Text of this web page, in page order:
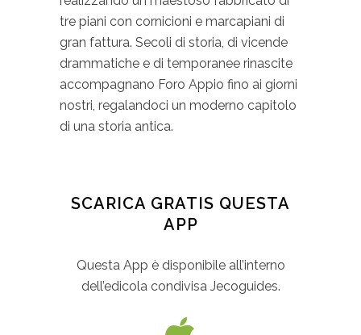
tre piani con cornicioni e marcapiani di
gran fattura. Secoli di storia, di vicende
drammatiche e di temporanee rinascite
accompagnano Foro Appio fino ai giorni
nostri, regalandoci un moderno capitolo
di una storia antica.
SCARICA GRATIS QUESTA
APP
Questa App è disponibile all’interno
dell’edicola condivisa Jecoguides.